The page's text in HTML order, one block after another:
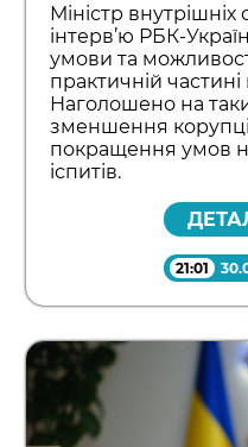
Міністр
інтерв’ю РБК-
умови та
практичній
Наголошено на
зменшення
покращення умов
іспитів.
21:01